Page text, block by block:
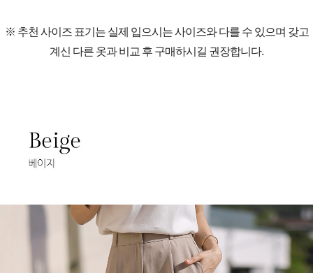
※ 추천 사이즈 표기는 실제 입으시는 사이즈와 다를 수 있으며 갖고
계신 다른 옷과 비교 후 구매하시길 권장합니다.